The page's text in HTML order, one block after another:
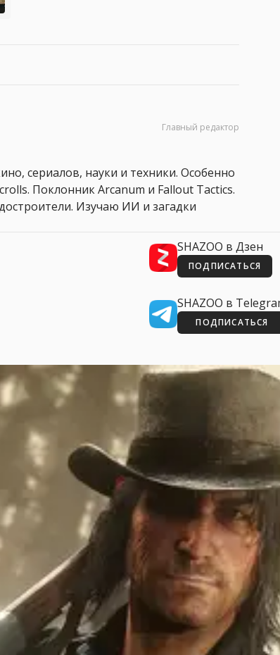
Главный редактор
сериалов, науки и техники. Особенно
Поклонник Arcanum и Fallout Tactics.
Изучаю ИИ и загадки
SHAZOO в Дзен
ПОДПИСАТЬСЯ
SHAZOO в
ПОДПИСАТЬСЯ